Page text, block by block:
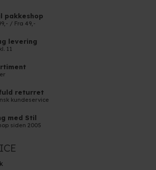
pakkeshop
/ Fra 49,-
levering
11
returret
kundeservice
med Stil
siden 2005